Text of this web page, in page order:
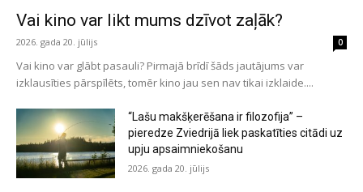
Vai kino var likt mums dzīvot zaļāk?
2026. gada 20. jūlijs 0
Vai kino var glābt pasauli? Pirmajā brīdī šāds jautājums var
izklausīties pārspīlēts, tomēr kino jau sen nav tikai izklaide....
“Lašu makšķerēšana ir filozofija” –
pieredze Zviedrijā liek paskatīties citādi uz
upju apsaimniekošanu
2026. gada 20. jūlijs